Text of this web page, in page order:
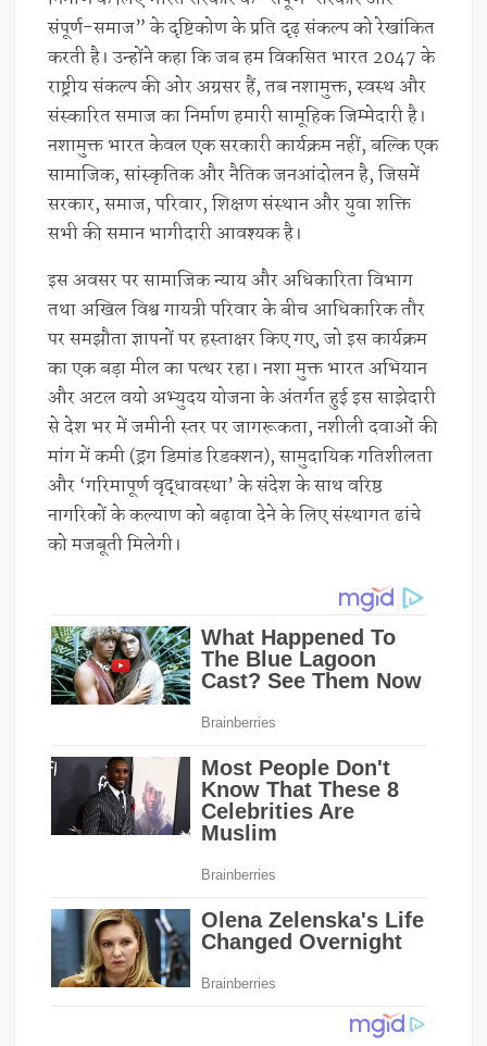
संपूर्ण-समाज” के दृष्टिकोण के प्रति दृढ़ संकल्प को रेखांकित
करती है। उन्होंने कहा कि जब हम विकसित भारत 2047 के
राष्ट्रीय संकल्प की ओर अग्रसर हैं, तब नशामुक्त, स्वस्थ और
संस्कारित समाज का निर्माण हमारी सामूहिक जिम्मेदारी है।
नशामुक्त भारत केवल एक सरकारी कार्यक्रम नहीं, बल्कि एक
सामाजिक, सांस्कृतिक और नैतिक जनआंदोलन है, जिसमें
सरकार, समाज, परिवार, शिक्षण संस्थान और युवा शक्ति
सभी की समान भागीदारी आवश्यक है।
इस अवसर पर सामाजिक न्याय और अधिकारिता विभाग
तथा अखिल विश्व गायत्री परिवार के बीच आधिकारिक तौर
पर समझौता ज्ञापनों पर हस्ताक्षर किए गए, जो इस कार्यक्रम
का एक बड़ा मील का पत्थर रहा। नशा मुक्त भारत अभियान
और अटल वयो अभ्युदय योजना के अंतर्गत हुई इस साझेदारी
से देश भर में जमीनी स्तर पर जागरूकता, नशीली दवाओं की
मांग में कमी (ड्रग डिमांड रिडक्शन), सामुदायिक गतिशीलता
और ‘गरिमापूर्ण वृद्धावस्था’ के संदेश के साथ वरिष्ठ
नागरिकों के कल्याण को बढ़ावा देने के लिए संस्थागत ढांचे
को मजबूती मिलेगी।